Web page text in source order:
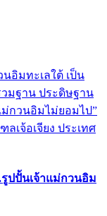
อิมทะเลใต้ เป็น
วมฐาน ประดิษฐาน
ม่กวนอิมไม่ยอมไป”
เจ้อเจียง ประเทศ
ปปั้นเจ้าแม่กวนอิม